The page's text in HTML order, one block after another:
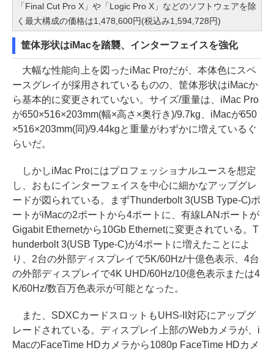
「Final Cut Pro X」や「Logic Pro X」などのソフトウェアを除
く最大構成の価格は1,478,600円(税込み1,594,728円)
筐体形状はiMacを踏襲、インターフェイスを強化
大幅な性能向上を図ったiMac Proだが、本体色にスペ
ースグレイが採用されているものの、筐体形状はiMacか
ら基本的に変更されていない。サイズ/重量は、iMac Pro
が650×516×203mm(幅×高さ×奥行き)/9.7kg、iMacが650
×516×203mm(同)/9.44kgと重量がわずかに増えているぐ
らいだ。
しかしiMac Proにはプロフェッショナルユースを想定
し、おもにインターフェイスを中心に細かなアップグレ
ードが図られている。まずThunderbolt 3(USB Type-C)ポ
ートがiMacの2ポートから4ポートに、有線LANポートが
Gigabit Ethernetから10Gb Ethernetに変更されている。T
hunderbolt 3(USB Type-C)が4ポートに増えたことによ
り、2台の外部ディスプレイで5K/60Hz/十億色表示、4台
の外部ディスプレイで4K UHD/60Hz/10億色表示または4
K/60Hz/数百万色表示が可能となった。
また、SDXCカードスロットもUHS-II対応にアップグ
レードされている。ディスプレイ上部のWebカメラが、i
MacのFaceTime HDカメラから1080p FaceTime HDカメ